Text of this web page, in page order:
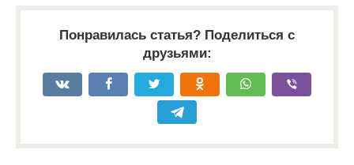
Понравилась статья? Поделиться с
друзьями: